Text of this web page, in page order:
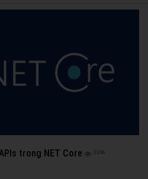
trong NET Core 2365